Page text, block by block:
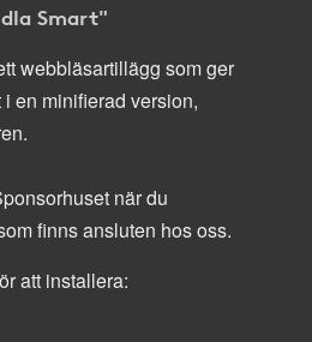
Smart"
webbläsartillägg som ger
en minifierad version,
när du
finns ansluten hos oss.
att installera: